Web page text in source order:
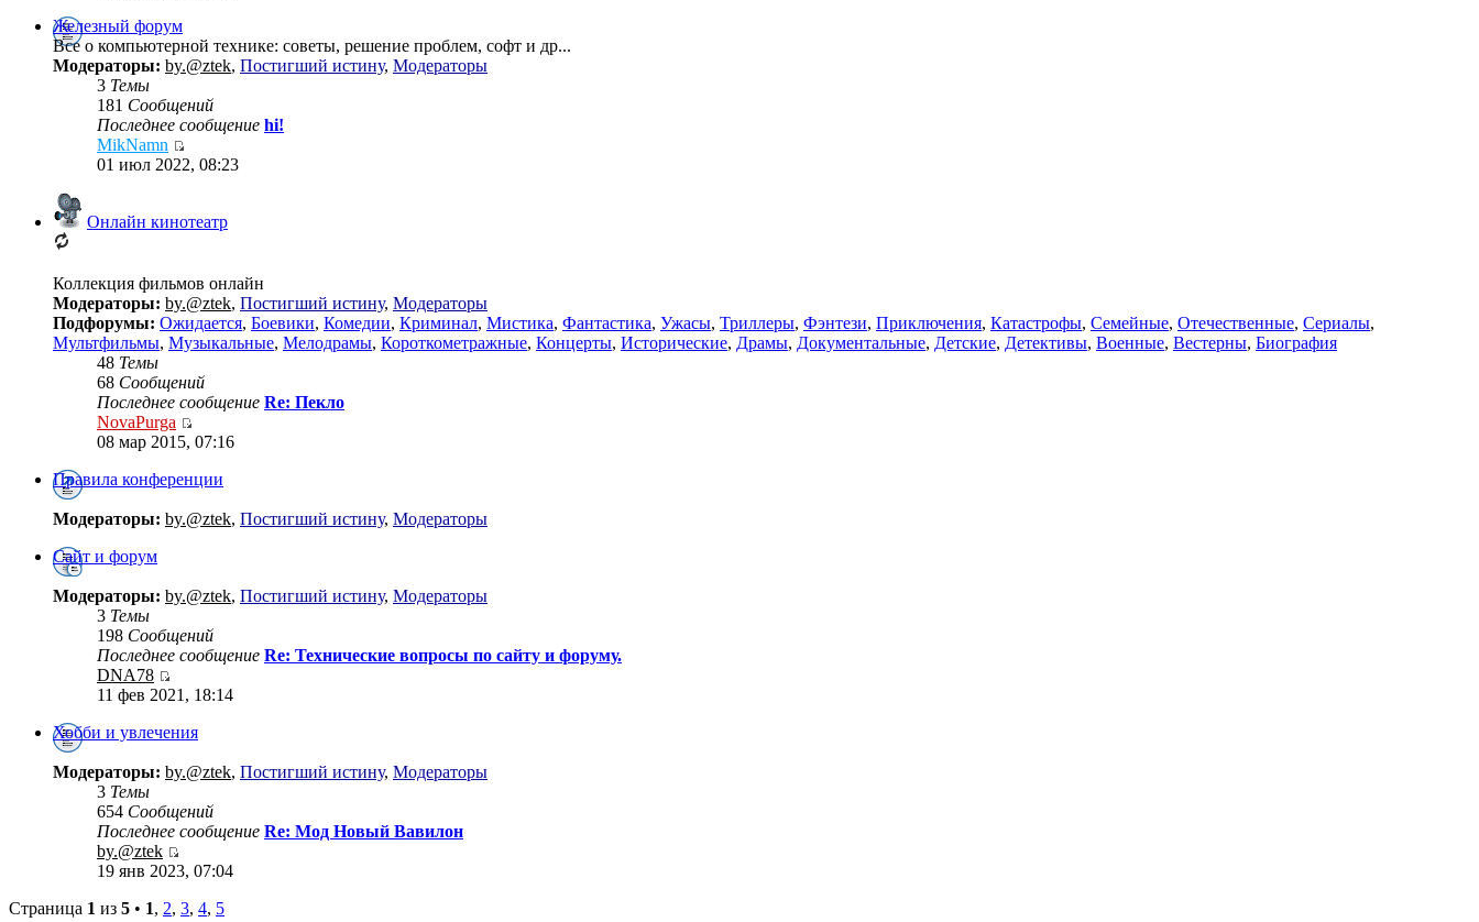
Железный форум
Все о компьютерной технике: советы, решение проблем, софт и др...
Модераторы: by.@ztek, Постигший истину, Модераторы
3 Темы
181 Сообщений
Последнее сообщение hi!
MikNamn
01 июл 2022, 08:23
Онлайн кинотеатр
Коллекция фильмов онлайн
Модераторы: by.@ztek, Постигший истину, Модераторы
Подфорумы: Ожидается, Боевики, Комедии, Криминал, Мистика, Фантастика, Ужасы, Триллеры, Фэнтези, Приключения, Катастрофы, Семейные, Отечественные, Сериалы,
Мультфильмы, Музыкальные, Мелодрамы, Короткометражные, Концерты, Исторические, Драмы, Документальные, Детские, Детективы, Военные, Вестерны, Биография
48 Темы
68 Сообщений
Последнее сообщение Re: Пекло
NovaPurga
08 мар 2015, 07:16
Правила конференции
Модераторы: by.@ztek, Постигший истину, Модераторы
Сайт и форум
Модераторы: by.@ztek, Постигший истину, Модераторы
3 Темы
198 Сообщений
Последнее сообщение Re: Технические вопросы по сайту и форуму.
DNA78
11 фев 2021, 18:14
Хобби и увлечения
Модераторы: by.@ztek, Постигший истину, Модераторы
3 Темы
654 Сообщений
Последнее сообщение Re: Мод Новый Вавилон
by.@ztek
19 янв 2023, 07:04
Страница 1 из 5 • 1, 2, 3, 4, 5